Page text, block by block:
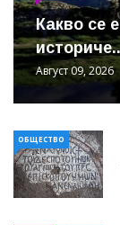
Какво се
Август 09, 2026
ОБЩЕСТВО